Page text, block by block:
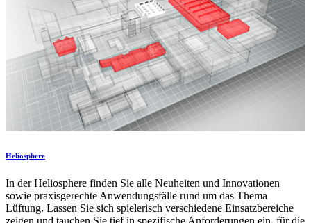
Heliosphere
In der Heliosphere finden Sie alle Neuheiten und Innovationen
sowie praxisgerechte Anwendungsfälle rund um das Thema
Lüftung. Lassen Sie sich spielerisch verschiedene Einsatzbereiche